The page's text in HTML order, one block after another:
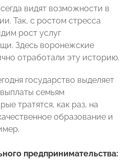
видят возможности в
Так, с ростом стресса
рост услуг
Здесь воронежские
отработали эту историю.
государство выделяет
семьям
тратятся, как раз, на
образование и
предпринимательства: